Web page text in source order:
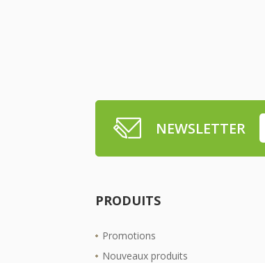
NEWSLETTER
PRODUITS
Promotions
Nouveaux produits